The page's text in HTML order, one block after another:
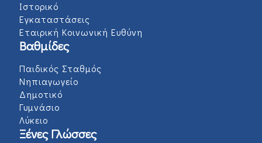
Ιστορικό
Εγκαταστάσεις
Εταιρική Κοινωνική Ευθύνη
Βαθμίδες
Παιδικός Σταθμός
Νηπιαγωγείο
Δημοτικό
Γυμνάσιο
Λύκειο
Ξένες Γλώσσες